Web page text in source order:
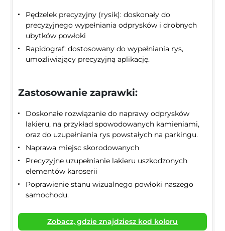
Pędzelek precyzyjny (rysik): doskonały do
precyzyjnego wypełniania odprysków i drobnych
ubytków powłoki
Rapidograf: dostosowany do wypełniania rys,
umożliwiający precyzyjną aplikację.
Zastosowanie zaprawki:
Doskonałe rozwiązanie do naprawy odprysków
lakieru, na przykład spowodowanych kamieniami,
oraz do uzupełniania rys powstałych na parkingu.
Naprawa miejsc skorodowanych
Precyzyjne uzupełnianie lakieru uszkodzonych
elementów karoserii
Poprawienie stanu wizualnego powłoki naszego
samochodu.
Zobacz, gdzie znajdziesz kod koloru